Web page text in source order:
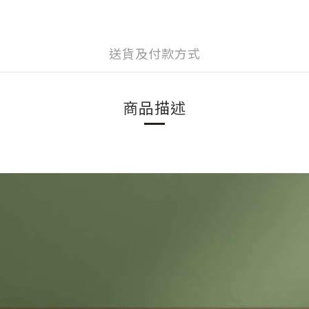
送貨及付款方式
商品描述